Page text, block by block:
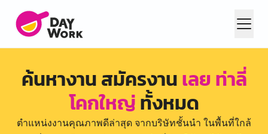
ค้นหางาน สมัครงานเลย ท่าลี่
โคกใหญ่ทั้งหมด
ตำแหน่งงานคุณภาพดีล่าสุด จากบริษัทชั้นนำ ในพื้นที่ใกล้